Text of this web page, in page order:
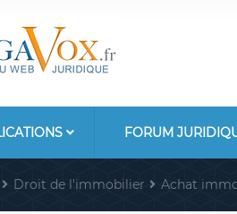
FORUM
Droit de l'immobilier Achat